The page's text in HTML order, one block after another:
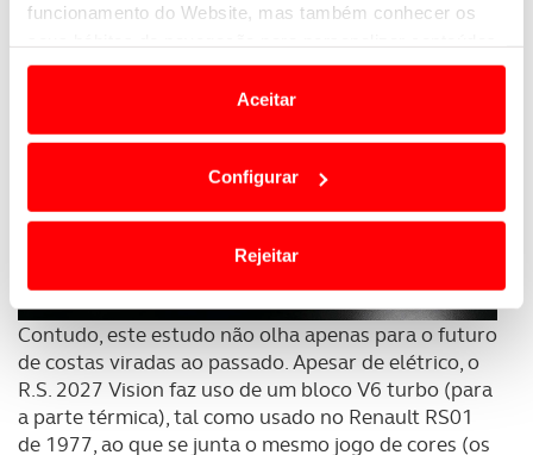
funcionamento do Website, mas também conhecer os
e anúncios de modo a promover produtos e/ou serviços.
Em alguns casos, a utilização destas tecnologias
termos e a todo o tempo as suas preferências e limitando
o acesso a informações durante a navegação no
personalizar conteúdos e anúncios, para lhe proporcionar
funcionalidades de redes sociais, bem como para
analisar dados de navegação no nosso website.
Adicionalmente partilhamos informação, relativa à sua
Aceitar
Configurar
Rejeitar
Contudo, este estudo não olha apenas para o futuro
de costas viradas ao passado. Apesar de elétrico, o
R.S. 2027 Vision faz uso de um bloco V6 turbo (para
a parte térmica), tal como usado no Renault RS01
de 1977, ao que se junta o mesmo jogo de cores (os